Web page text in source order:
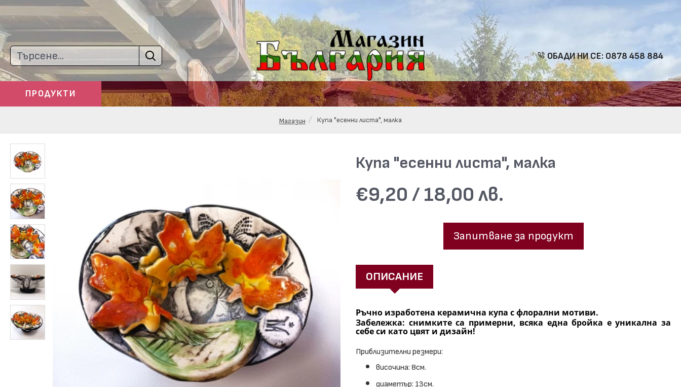
ОБАДИ НИ СЕ: 0878 458 884
ПРОДУКТИ
Магазин Купа "есенни листа", малка
Купа "есенни листа", малка
€9,20 / 18,00 лв.
Запитване за продукт
ОПИСАНИЕ
Ръчно изработена керамична купа с флорални мотиви.
Забележка: снимките са примерни, всяка една бройка е уникална за
себе си като цвят и дизайн!
Приблизителни резмери:
височина: 8см.
диаметър: 13см.